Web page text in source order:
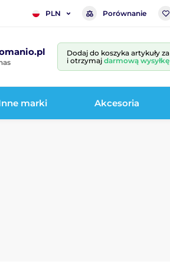
PLN Porównanie
Dodaj do koszyka artykuły za
i otrzymaj darmową wysyłkę
marki Akcesoria